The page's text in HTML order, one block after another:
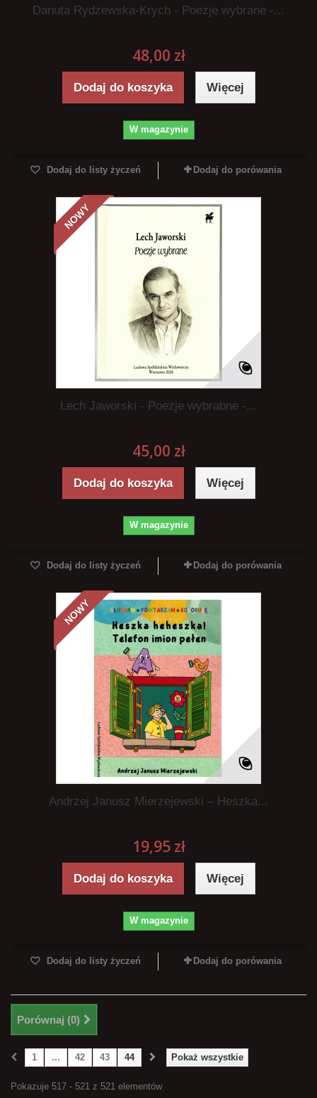
Danuta Rydzewska-Krych - Poezje wybrane -...
48,00 zł
Dodaj do koszyka Więcej
W magazynie
Dodaj do listy życzeń Dodaj do porówania
NOWY
Lech Jaworski - Poezje wybrabne -...
45,00 zł
Dodaj do koszyka Więcej
W magazynie
Dodaj do listy życzeń Dodaj do porówania
NOWY
Andrzej Janusz Mierzejewski – Heszka...
19,95 zł
Dodaj do koszyka Więcej
W magazynie
Dodaj do listy życzeń Dodaj do porówania
Porównaj (0)
Pokaż wszystkie
1 ... 42 43 44
Pokazuje 517 - 521 z 521 elementów